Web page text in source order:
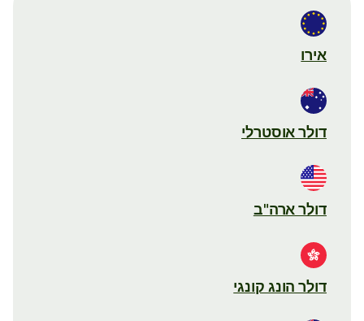
אירו
דולר אוסטרלי
דולר ארה"ב
דולר הונג קונגי